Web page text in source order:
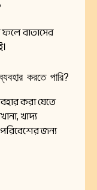
ফলে বাতাসের
করতে পারি?
করা যেতে
খাদ্য
পরিবেশের জন্য